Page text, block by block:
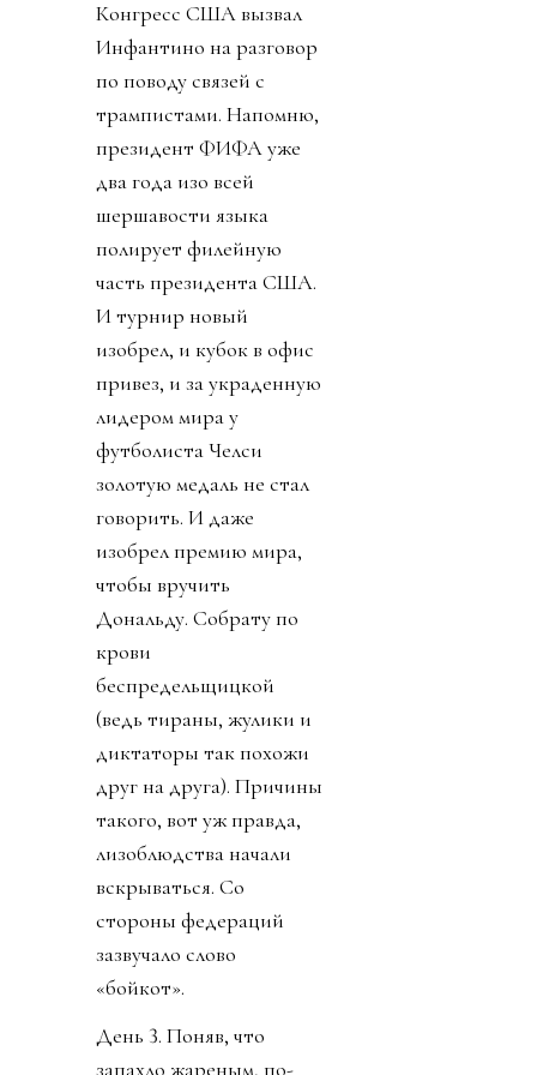
Конгресс США вызвал
Инфантино на разговор
по поводу связей с
трампистами. Напомню,
президент ФИФА уже
два года изо всей
шершавости языка
полирует филейную
часть президента США.
И турнир новый
изобрел, и кубок в офис
привез, и за украденную
лидером мира у
футболиста Челси
золотую медаль не стал
говорить. И даже
изобрел премию мира,
чтобы вручить
Дональду. Собрату по
крови
беспредельщицкой
(ведь тираны, жулики и
диктаторы так похожи
друг на друга). Причины
такого, вот уж правда,
лизоблюдства начали
вскрываться. Со
стороны федераций
зазвучало слово
«бойкот».
День 3. Поняв, что
запахло жареным, по-